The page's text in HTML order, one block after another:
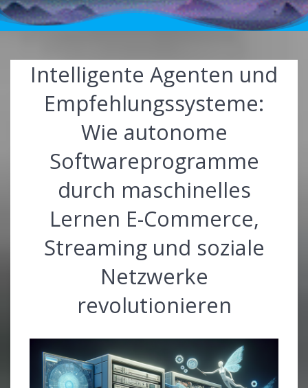
Intelligente Agenten und
Empfehlungssysteme:
Wie autonome
Softwareprogramme
durch maschinelles
Lernen E-Commerce,
Streaming und soziale
Netzwerke
revolutionieren